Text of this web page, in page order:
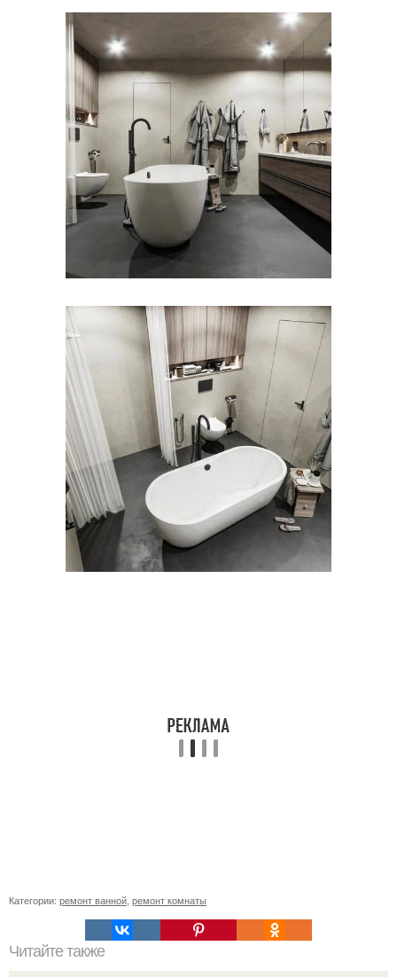
Категории: ремонт ванной ремонт комнаты
Читайте также